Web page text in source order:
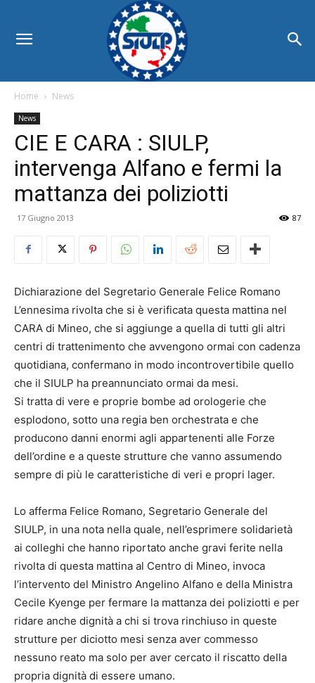
Home News
News
CIE E CARA : SIULP,
intervenga Alfano e fermi la
mattanza dei poliziotti
17 Giugno 2013 87
Dichiarazione del Segretario Generale Felice Romano
L’ennesima rivolta che si è verificata questa mattina nel
CARA di Mineo, che si aggiunge a quella di tutti gli altri
centri di trattenimento che avvengono ormai con cadenza
quotidiana, confermano in modo incontrovertibile quello
che il SIULP ha preannunciato ormai da mesi.
Si tratta di vere e proprie bombe ad orologerie che
esplodono, sotto una regia ben orchestrata e che
producono danni enormi agli appartenenti alle Forze
dell’ordine e a queste strutture che vanno assumendo
sempre di più le caratteristiche di veri e propri lager.
Lo afferma Felice Romano, Segretario Generale del
SIULP, in una nota nella quale, nell’esprimere solidarietà
ai colleghi che hanno riportato anche gravi ferite nella
rivolta di questa mattina al Centro di Mineo, invoca
l’intervento del Ministro Angelino Alfano e della Ministra
Cecile Kyenge per fermare la mattanza dei poliziotti e per
ridare anche dignità a chi si trova rinchiuso in queste
strutture per diciotto mesi senza aver commesso
nessuno reato ma solo per aver cercato il riscatto della
propria dignità di essere umano.